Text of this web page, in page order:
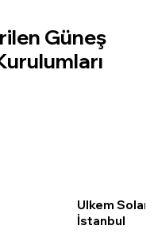
Güneş
Ulkem Solar
İstanbul